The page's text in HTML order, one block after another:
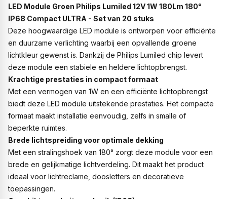
LED Module Groen Philips Lumiled 12V 1W 180Lm 180°
IP68 Compact ULTRA - Set van 20 stuks
Deze hoogwaardige LED module is ontworpen voor efficiënte
en duurzame verlichting waarbij een opvallende groene
lichtkleur gewenst is. Dankzij de Philips Lumiled chip levert
deze module een stabiele en heldere lichtopbrengst.
Krachtige prestaties in compact formaat
Met een vermogen van 1W en een efficiënte lichtopbrengst
biedt deze LED module uitstekende prestaties. Het compacte
formaat maakt installatie eenvoudig, zelfs in smalle of
beperkte ruimtes.
Brede lichtspreiding voor optimale dekking
Met een stralingshoek van 180° zorgt deze module voor een
brede en gelijkmatige lichtverdeling. Dit maakt het product
ideaal voor lichtreclame, doosletters en decoratieve
toepassingen.